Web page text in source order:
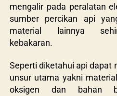
mengalir pada peralatan
sumber percikan api
material lainnya
kebakaran.
Seperti diketahui api dapat
unsur utama yakni
oksigen dan bahan